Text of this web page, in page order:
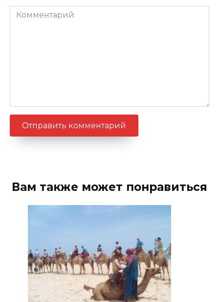
Комментарий
Вам также может понравиться